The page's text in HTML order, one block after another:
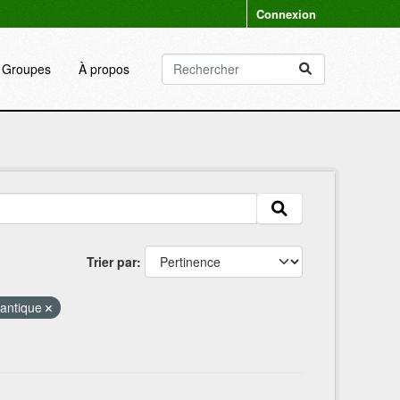
Connexion
Groupes À propos
Trier par